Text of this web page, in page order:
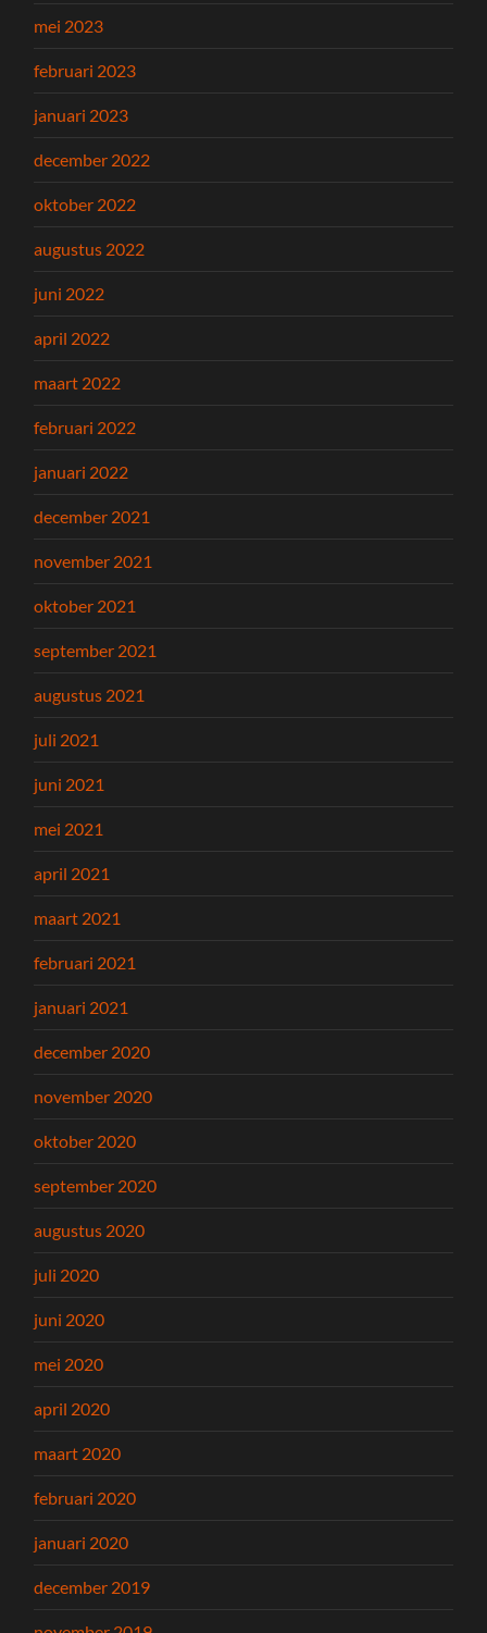
mei 2023
februari 2023
januari 2023
december 2022
oktober 2022
augustus 2022
juni 2022
april 2022
maart 2022
februari 2022
januari 2022
december 2021
november 2021
oktober 2021
september 2021
augustus 2021
juli 2021
juni 2021
mei 2021
april 2021
maart 2021
februari 2021
januari 2021
december 2020
november 2020
oktober 2020
september 2020
augustus 2020
juli 2020
juni 2020
mei 2020
april 2020
maart 2020
februari 2020
januari 2020
december 2019